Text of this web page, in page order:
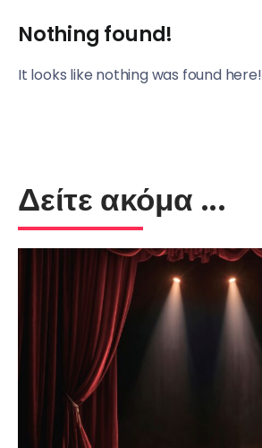
Nothing found!
It looks like nothing was found here!
Δείτε ακόμα ...